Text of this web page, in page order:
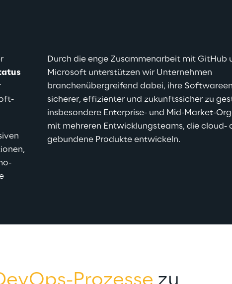
Durch die enge Zusammenarbeit mit GitHub
Microsoft unterstützen wir Unternehmen
branchenübergreifend dabei, ihre
sicherer, effizienter und zukunftssicher zu
insbesondere Enterprise- und Mid-Market-
mit mehreren Entwicklungsteams, die cloud-
gebundene Produkte entwickeln.